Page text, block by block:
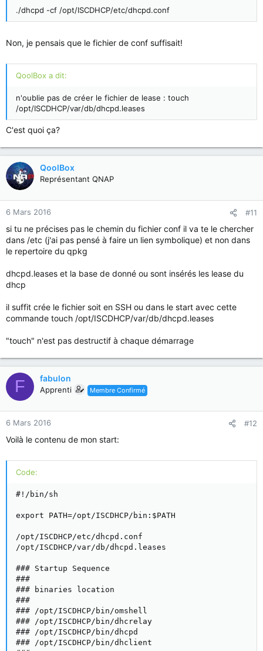
./dhcpd -cf /opt/ISCDHCP/etc/dhcpd.conf
Non, je pensais que le fichier de conf suffisait!
QoolBox a dit:
n'oublie pas de créer le fichier de lease : touch
/opt/ISCDHCP/var/db/dhcpd.leases
C'est quoi ça?
QoolBox
Représentant QNAP
6 Mars 2016 #11
si tu ne précises pas le chemin du fichier conf il va te le chercher
dans /etc (j'ai pas pensé à faire un lien symbolique) et non dans
le repertoire du qpkg
dhcpd.leases et la base de donné ou sont insérés les lease du
dhcp
il suffit crée le fichier soit en SSH ou dans le start avec cette
commande touch /opt/ISCDHCP/var/db/dhcpd.leases
"touch" n'est pas destructif à chaque démarrage
F fabulon
Apprenti Membre Confirmé
6 Mars 2016 #12
Voilà le contenu de mon start:
Code:
#!/bin/sh
export PATH=/opt/ISCDHCP/bin:$PATH
/opt/ISCDHCP/etc/dhcpd.conf
/opt/ISCDHCP/var/db/dhcpd.leases
### Startup Sequence
###
### binaries location
###
### /opt/ISCDHCP/bin/omshell
### /opt/ISCDHCP/bin/dhcrelay
### /opt/ISCDHCP/bin/dhcpd
### /opt/ISCDHCP/bin/dhclient